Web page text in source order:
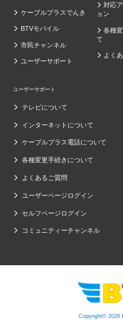
ケーブルプラスでんき
BTVモバイル
市民チャンネル
ユーザーサポート
対応
ョン
各種
て
よく
ユーザーサポート
テレビについて
インターネットについて
ケーブルプラス電話について
各種変更手続きについて
よくあるご質問
ユーザーページログイン
セルフページログイン
コミュニティーチャンネル
Copyright© 2026